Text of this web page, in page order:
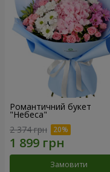
Романтичний букет
"Небеса"
2 374 грн
Замовити